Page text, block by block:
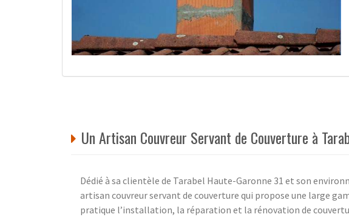
Un Artisan Couvreur Servant de Couverture à
Dédié à sa clientèle de Tarabel Haute-Garonne 31 et son
artisan couvreur servant de couverture qui propose une large
pratique l’installation, la réparation et la rénovation de